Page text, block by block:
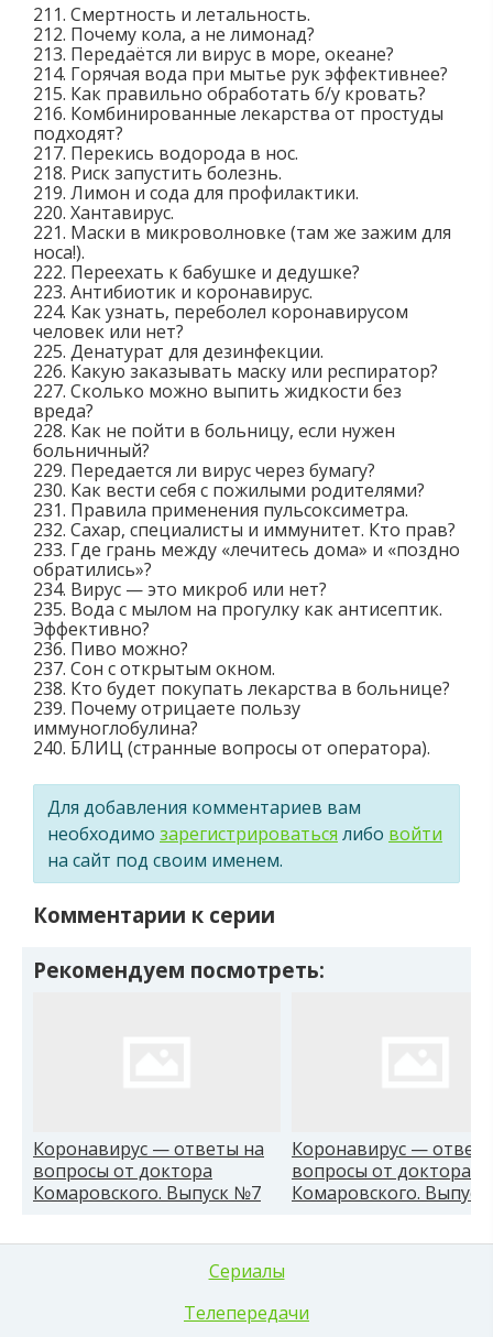
211. Смертность и летальность.
212. Почему кола, а не лимонад?
213. Передаётся ли вирус в море, океане?
214. Горячая вода при мытье рук эффективнее?
215. Как правильно обработать б/у кровать?
216. Комбинированные лекарства от простуды
подходят?
217. Перекись водорода в нос.
218. Риск запустить болезнь.
219. Лимон и сода для профилактики.
220. Хантавирус.
221. Маски в микроволновке (там же зажим для
носа!).
222. Переехать к бабушке и дедушке?
223. Антибиотик и коронавирус.
224. Как узнать, переболел коронавирусом
человек или нет?
225. Денатурат для дезинфекции.
226. Какую заказывать маску или респиратор?
227. Сколько можно выпить жидкости без
вреда?
228. Как не пойти в больницу, если нужен
больничный?
229. Передается ли вирус через бумагу?
230. Как вести себя с пожилыми родителями?
231. Правила применения пульсоксиметра.
232. Сахар, специалисты и иммунитет. Кто прав?
233. Где грань между «лечитесь дома» и «поздно
обратились»?
234. Вирус — это микроб или нет?
235. Вода с мылом на прогулку как антисептик.
Эффективно?
236. Пиво можно?
237. Сон с открытым окном.
238. Кто будет покупать лекарства в больнице?
239. Почему отрицаете пользу
иммуноглобулина?
240. БЛИЦ (странные вопросы от оператора).
Для добавления комментариев вам
необходимо зарегистрироваться либо войти
на сайт под своим именем.
Комментарии к серии
Рекомендуем посмотреть:
Коронавирус — ответы на
вопросы от доктора
Комаровского. Выпуск №7
Коронавирус —
вопросы от доктора
Комаровского.
Сериалы
Телепередачи